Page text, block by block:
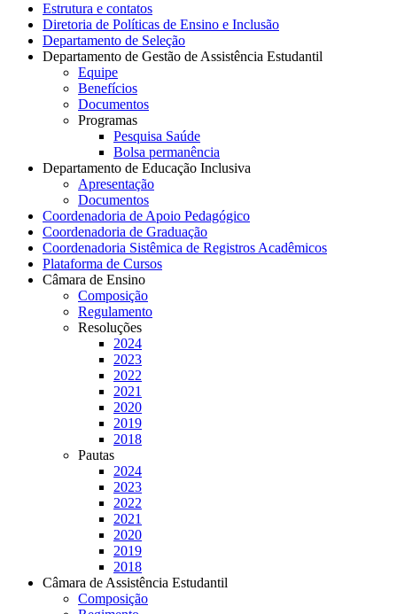
Estrutura e contatos
Diretoria de Políticas de Ensino e Inclusão
Departamento de Seleção
Departamento de Gestão de Assistência Estudantil
Equipe
Benefícios
Documentos
Programas
Pesquisa Saúde
Bolsa permanência
Departamento de Educação Inclusiva
Apresentação
Documentos
Coordenadoria de Apoio Pedagógico
Coordenadoria de Graduação
Coordenadoria Sistêmica de Registros Acadêmicos
Plataforma de Cursos
Câmara de Ensino
Composição
Regulamento
Resoluções
2024
2023
2022
2021
2020
2019
2018
Pautas
2024
2023
2022
2021
2020
2019
2018
Câmara de Assistência Estudantil
Composição